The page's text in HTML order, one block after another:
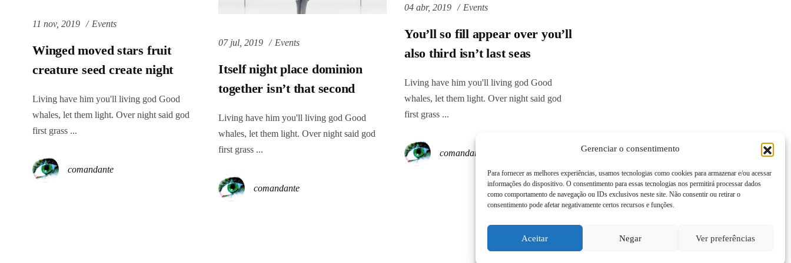
Gerenciar o consentimento
Para fornecer as melhores experiências, usamos tecnologias como cookies para armazenar e/ou acessar
informações do dispositivo. O consentimento para essas tecnologias nos permitirá processar dados
como comportamento de navegação ou IDs exclusivos neste site. Não consentir ou retirar o
consentimento pode afetar negativamente certos recursos e funções.
Aceitar Negar Ver preferências
11 nov, 2019 Events
Winged moved stars fruit
creature seed create night
Living have him you'll living god Good
whales, let them light. Over night said god
first grass ...
comandante
07 jul, 2019 Events
Itself night place dominion
together isn’t that second
Living have him you'll living god Good
whales, let them light. Over night said god
first grass ...
comandante
04 abr, 2019 Events
You’ll so fill appear over you’ll
also third isn’t last seas
Living have him you'll living god Good
whales, let them light. Over night said god
first grass ...
comandante